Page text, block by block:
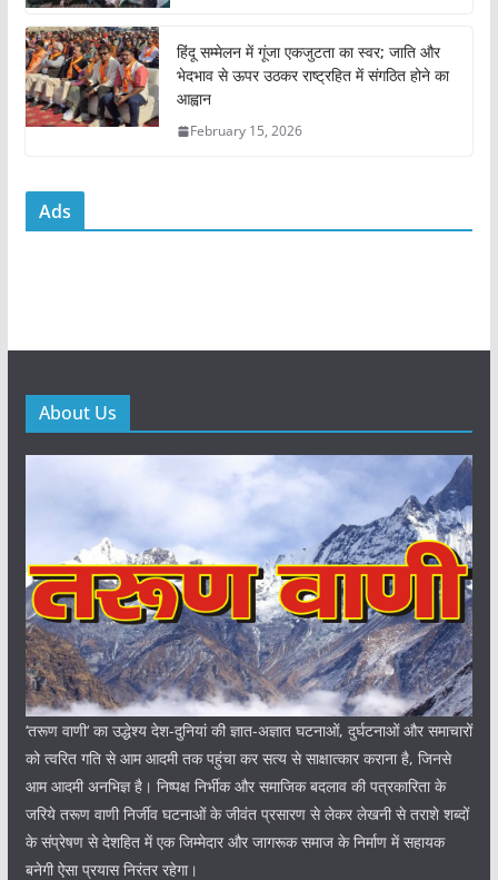
हिंदू सम्मेलन में गूंजा एकजुटता का स्वर; जाति और
भेदभाव से ऊपर उठकर राष्ट्रहित में संगठित होने का
आह्वान
February 15, 2026
Ads
About Us
‘तरूण वाणी‘ का उद्धेश्य देश-दुनियां की ज्ञात-अज्ञात घटनाओं, दुर्घटनाओं और समाचारों
को त्वरित गति से आम आदमी तक पहुंचा कर सत्य से साक्षात्कार कराना है, जिनसे
आम आदमी अनभिज्ञ है। निष्पक्ष निर्भीक और समाजिक बदलाव की पत्रकारिता के
जरिये तरूण वाणी निर्जीव घटनाओं के जीवंत प्रसारण से लेकर लेखनी से तराशे शब्दों
के संप्रेषण से देशहित में एक जिम्मेदार और जागरूक समाज के निर्माण में सहायक
बनेगी ऐसा प्रयास निरंतर रहेगा।